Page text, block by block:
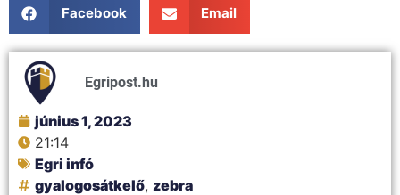
Facebook Email
Egripost.hu
június 1, 2023
21:14
Egri infó
gyalogosátkelő, zebra